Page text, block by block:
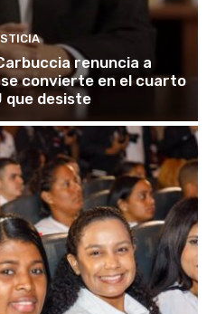
renuncia a
se convierte en el cuarto
que desiste